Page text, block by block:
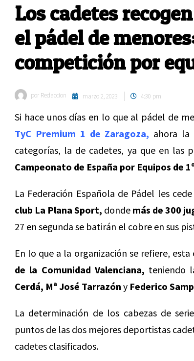
Los cadetes
el pádel de
competición por
por Redaccion marzo 2, 2023 4:30 pm
Si hace unos días en lo que al pádel de
TyC Premium 1 de Zaragoza, ahora la
categorías, la de cadetes, ya que en las
Campeonato de España por Equipos de
La Federación Española de Pádel les
club La Plana Sport, donde más de 300
27 en segunda se batirán el cobre en sus
En lo que a la organización se refiere,
de la Comunidad Valenciana, teniendo
Cerdá, Mª José Tarrazón y Federico
La determinación de los cabezas de
puntos de las dos mejores deportistas
cadetes clasificados.